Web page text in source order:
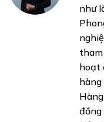
như
hoạt
hàng
đồng